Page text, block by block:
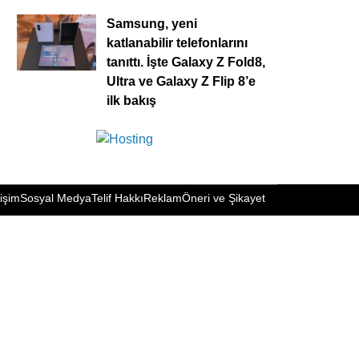
Samsung, yeni
katlanabilir telefonlarını
tanıttı. İşte Galaxy Z Fold8,
Ultra ve Galaxy Z Flip 8’e
ilk bakış
Sosyal MedyaTelif HakkıReklamÖneri ve Şikayet